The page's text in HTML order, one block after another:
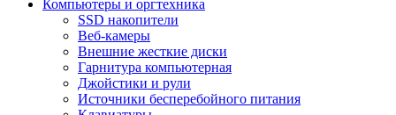
Компьютеры и оргтехника
SSD накопители
Веб-камеры
Внешние жесткие диски
Гарнитура компьютерная
Джойстики и рули
Источники бесперебойного питания